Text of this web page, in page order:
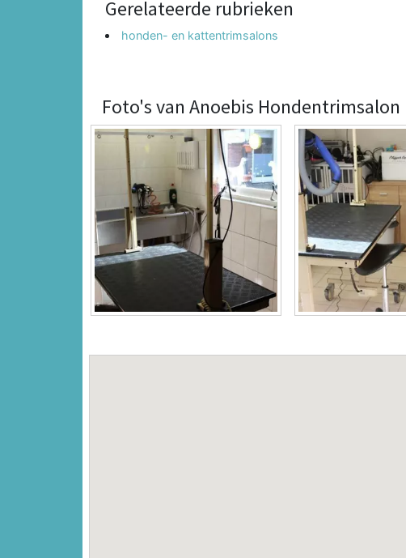
Gerelateerde rubrieken
honden- en kattentrimsalons
Foto's van Anoebis Hondentrimsalon